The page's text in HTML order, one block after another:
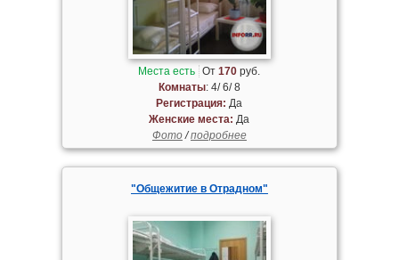
Места есть От170 руб.
Комнаты: 4/ 6/ 8
Регистрация: Да
Женские места: Да
Фото/подробнее
"Общежитие в Отрадном"